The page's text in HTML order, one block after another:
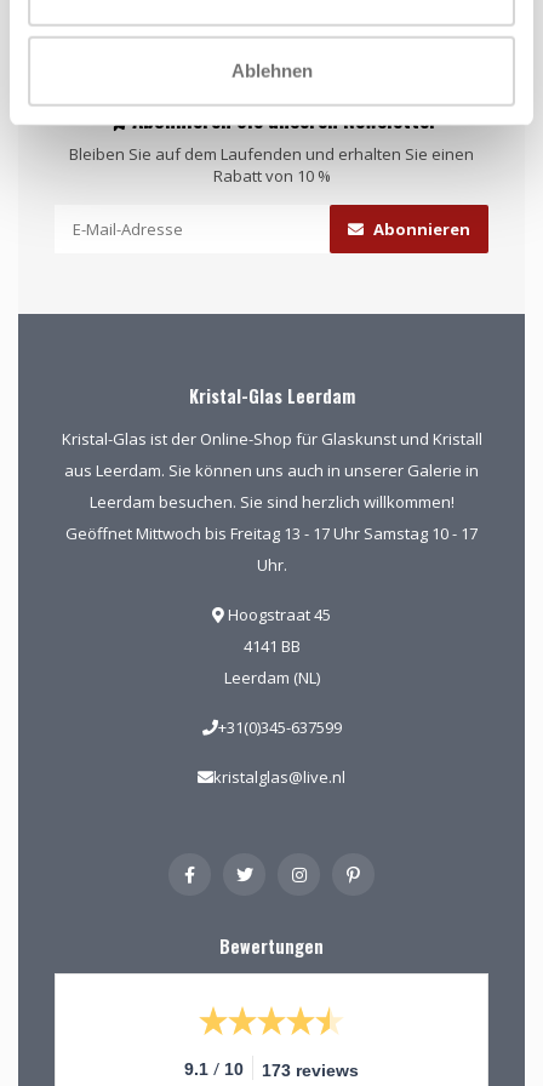
Ablehnen
Abonnieren Sie unseren Newsletter
Bleiben Sie auf dem Laufenden und erhalten Sie einen
Rabatt von 10 %
Abonnieren
Kristal-Glas Leerdam
Kristal-Glas ist der Online-Shop für Glaskunst und Kristall
aus Leerdam. Sie können uns auch in unserer Galerie in
Leerdam besuchen. Sie sind herzlich willkommen!
Geöffnet Mittwoch bis Freitag 13 - 17 Uhr Samstag 10 - 17
Uhr.
Hoogstraat 45
4141 BB
Leerdam (NL)
+31(0)345-637599
kristalglas@live.nl
Bewertungen
9.1 / 10 173 reviews